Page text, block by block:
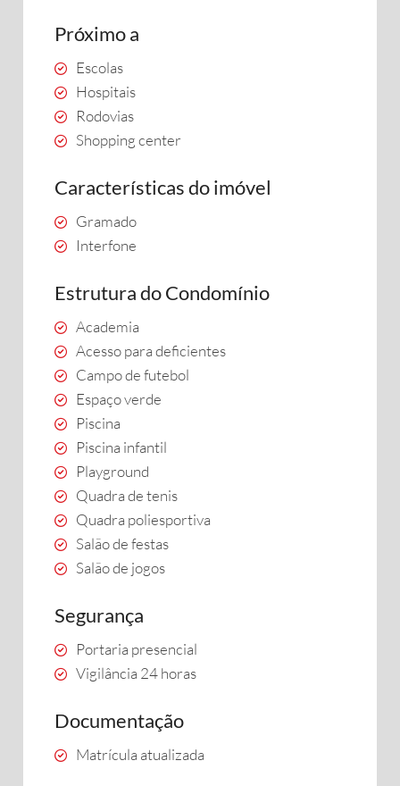
Próximo a
Escolas
Hospitais
Rodovias
Shopping center
Características do imóvel
Gramado
Interfone
Estrutura do Condomínio
Academia
Acesso para deficientes
Campo de futebol
Espaço verde
Piscina
Piscina infantil
Playground
Quadra de tenis
Quadra poliesportiva
Salão de festas
Salão de jogos
Segurança
Portaria presencial
Vigilância 24 horas
Documentação
Matrícula atualizada